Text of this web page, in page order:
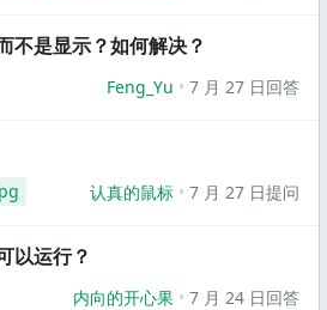
不是显示？如何解决？
Feng_Yu 7 月 27 日回答
认真的鼠标 7 月 27 日提问
以运行？
内向的开心果 7 月 24 日回答